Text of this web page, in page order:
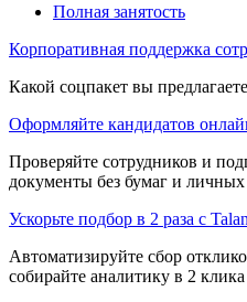
Полная занятость
Корпоративная поддержка
Какой соцпакет вы
Оформляйте кандидатов
Проверяйте сотрудников и
документы без бумаг и личных
Ускорьте подбор в 2 раза с
Автоматизируйте сбор
собирайте аналитику в 2 клика